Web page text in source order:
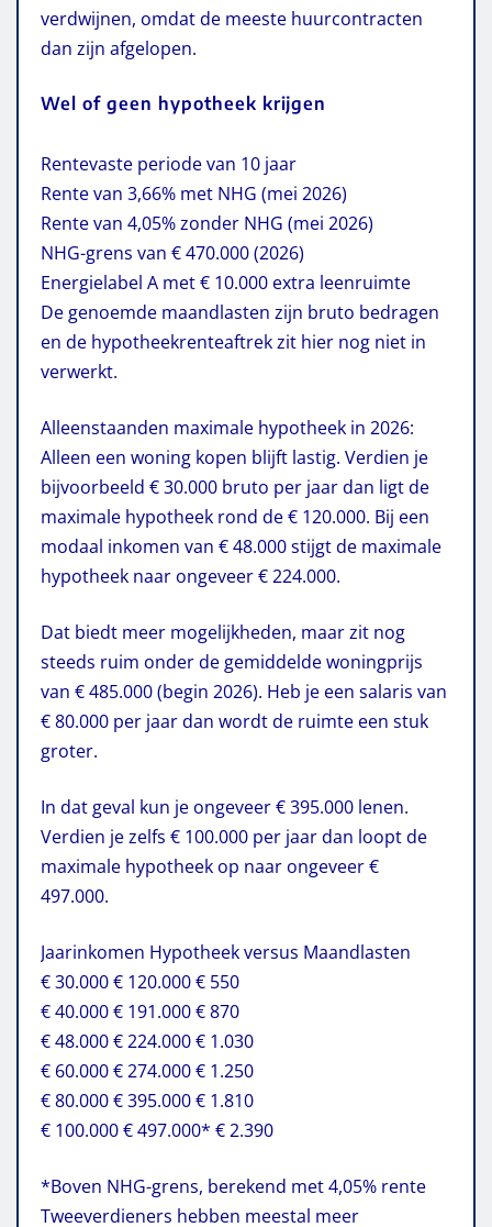
verdwijnen, omdat de meeste huurcontracten
dan zijn afgelopen.
Wel of geen hypotheek krijgen
Rentevaste periode van 10 jaar
Rente van 3,66% met NHG (mei 2026)
Rente van 4,05% zonder NHG (mei 2026)
NHG-grens van € 470.000 (2026)
Energielabel A met € 10.000 extra leenruimte
De genoemde maandlasten zijn bruto bedragen
en de hypotheekrenteaftrek zit hier nog niet in
verwerkt.
Alleenstaanden maximale hypotheek in 2026:
Alleen een woning kopen blijft lastig. Verdien je
bijvoorbeeld € 30.000 bruto per jaar dan ligt de
maximale hypotheek rond de € 120.000. Bij een
modaal inkomen van € 48.000 stijgt de maximale
hypotheek naar ongeveer € 224.000.
Dat biedt meer mogelijkheden, maar zit nog
steeds ruim onder de gemiddelde woningprijs
van € 485.000 (begin 2026). Heb je een salaris van
€ 80.000 per jaar dan wordt de ruimte een stuk
groter.
In dat geval kun je ongeveer € 395.000 lenen.
Verdien je zelfs € 100.000 per jaar dan loopt de
maximale hypotheek op naar ongeveer €
497.000.
Jaarinkomen Hypotheek versus Maandlasten
€ 30.000 € 120.000 € 550
€ 40.000 € 191.000 € 870
€ 48.000 € 224.000 € 1.030
€ 60.000 € 274.000 € 1.250
€ 80.000 € 395.000 € 1.810
€ 100.000 € 497.000* € 2.390
*Boven NHG-grens, berekend met 4,05% rente
Tweeverdieners hebben meestal meer